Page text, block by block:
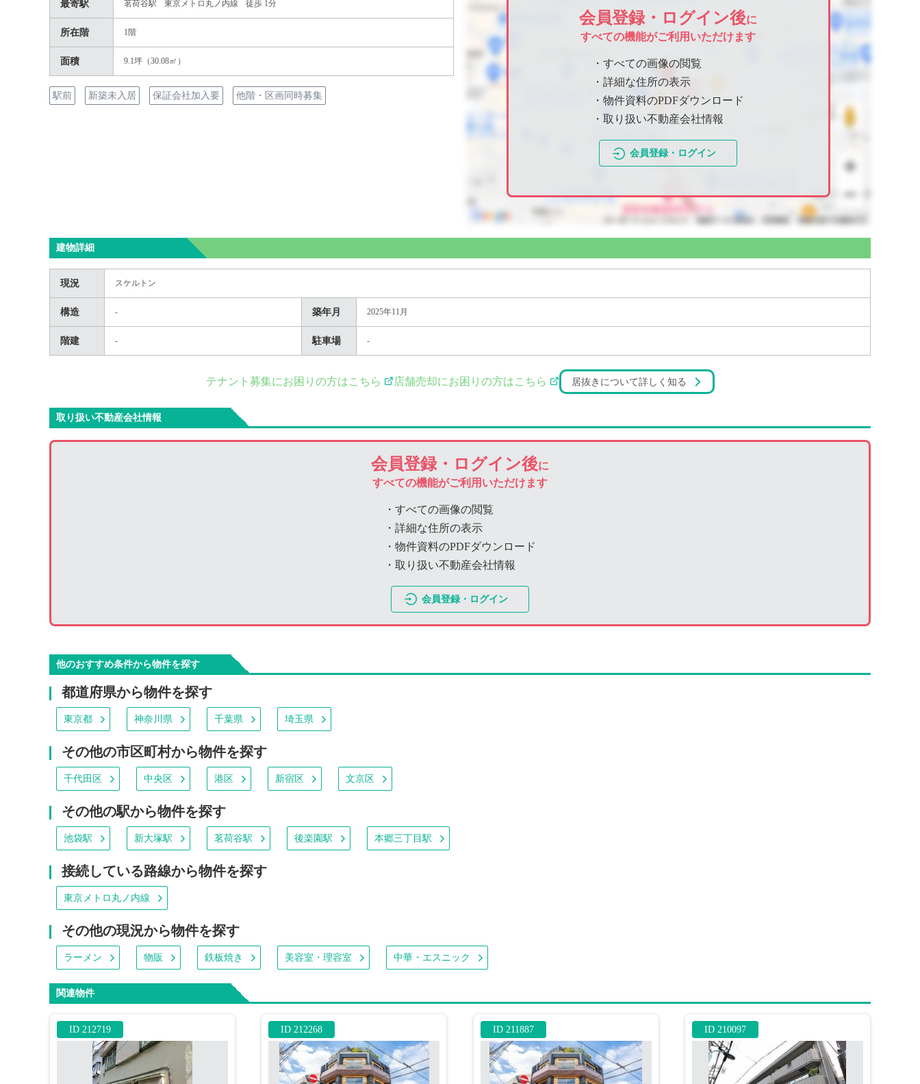
最寄駅 茗荷谷駅 東京メトロ丸ノ内線 徒歩 1分
所在階 1階
面積 9.1坪（30.08㎡）
駅前 新築未入居 保証会社加入要 他階・区画同時募集
会員登録・ログイン後に
すべての機能がご利用いただけます
・すべての画像の閲覧
・詳細な住所の表示
・物件資料のPDFダウンロード
・取り扱い不動産会社情報
会員登録・ログイン
建物詳細
現況 スケルトン
構造 - 築年月 2025年11月
階建 - 駐車場 -
テナント募集にお困りの方はこちら 店舗売却にお困りの方はこちら 居抜きについて詳しく知る
取り扱い不動産会社情報
会員登録・ログイン後に
すべての機能がご利用いただけます
・すべての画像の閲覧
・詳細な住所の表示
・物件資料のPDFダウンロード
・取り扱い不動産会社情報
会員登録・ログイン
他のおすすめ条件から物件を探す
都道府県から物件を探す
東京都 神奈川県 千葉県 埼玉県
その他の市区町村から物件を探す
千代田区 中央区 港区 新宿区 文京区
その他の駅から物件を探す
池袋駅 新大塚駅 茗荷谷駅 後楽園駅 本郷三丁目駅
接続している路線から物件を探す
東京メトロ丸ノ内線
その他の現況から物件を探す
ラーメン 物販 鉄板焼き 美容室・理容室 中華・エスニック
関連物件
ID 212719 ID 212268 ID 211887 ID 210097